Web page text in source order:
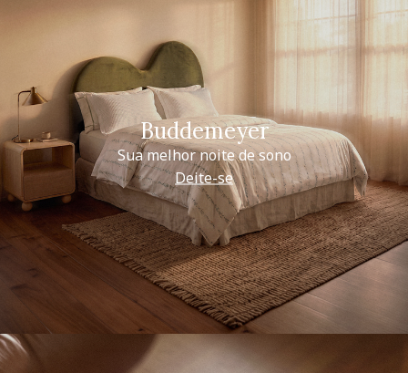
Buddemeyer
Sua melhor noite de sono
Deite-se